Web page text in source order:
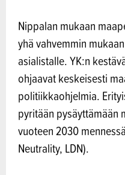
Nippalan mukaan
yhä vahvemmin
asialistalle. YK:n
ohjaavat keskeisesti
politiikkaohjelmia.
pyritään pysäyttämään
vuoteen 2030
Neutrality, LDN).